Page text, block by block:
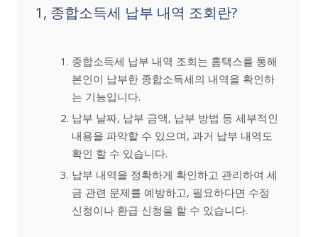
1, 종합소득세 납부 내역 조회란?
종합소득세 납부 내역 조회는 홈택스를 통해
본인이 납부한 종합소득세의 내역을 확인하
는 기능입니다.
납부 날짜, 납부 금액, 납부 방법 등 세부적인
내용을 파악할 수 있으며, 과거 납부 내역도
확인 할 수 있습니다.
납부 내역을 정확하게 확인하고 관리하여 세
금 관련 문제를 예방하고, 필요하다면 수정
신청이나 환급 신청을 할 수 있습니다.